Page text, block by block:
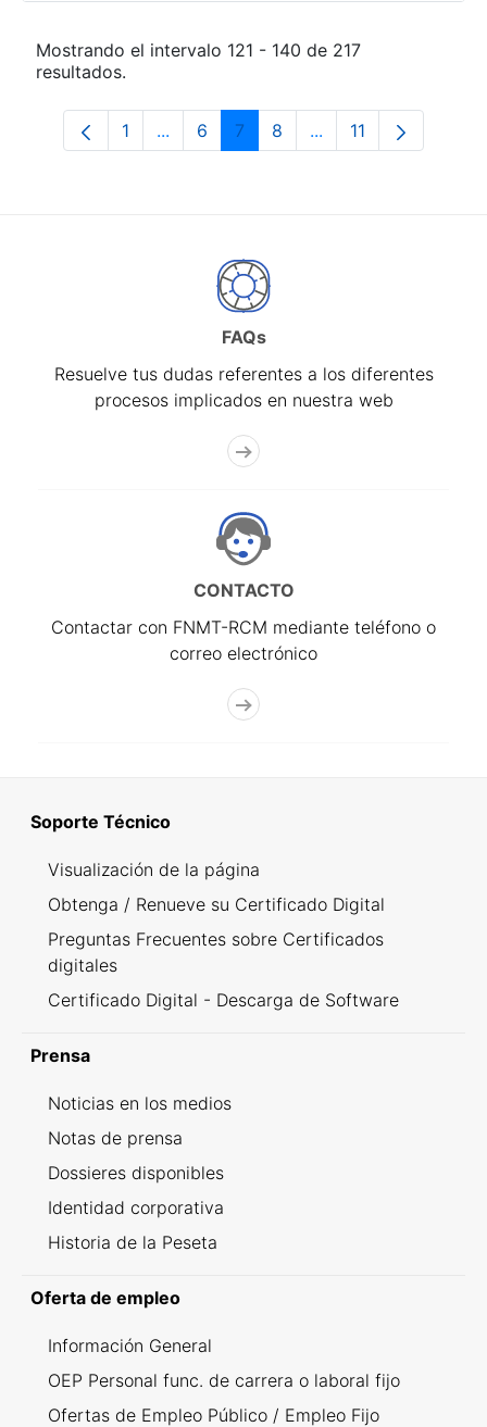
Mostrando el intervalo 121 - 140 de 217
resultados.
Página
1 ...Páginas intermedias Use TAB para
Página
6 Página
7 Página
8 ...Páginas intermedias
Página
11
FAQs
Resuelve tus dudas referentes a los diferentes
procesos implicados en nuestra web
CONTACTO
Contactar con FNMT-RCM mediante teléfono o
correo electrónico
Soporte Técnico
Visualización de la página
Obtenga / Renueve su Certificado Digital
Preguntas Frecuentes sobre Certificados
digitales
Certificado Digital - Descarga de Software
Prensa
Noticias en los medios
Notas de prensa
Dossieres disponibles
Identidad corporativa
Historia de la Peseta
Oferta de empleo
Información General
OEP Personal func. de carrera o laboral fijo
Ofertas de Empleo Público / Empleo Fijo